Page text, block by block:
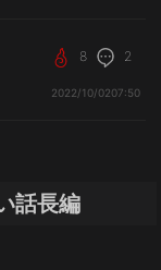
8 2
2022/10/0207:50
話長編